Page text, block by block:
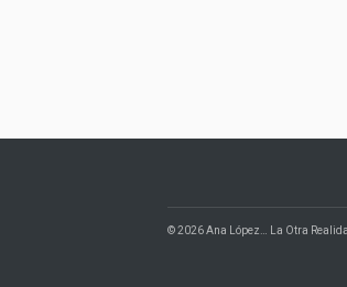
© 2026 Ana López… La Otra